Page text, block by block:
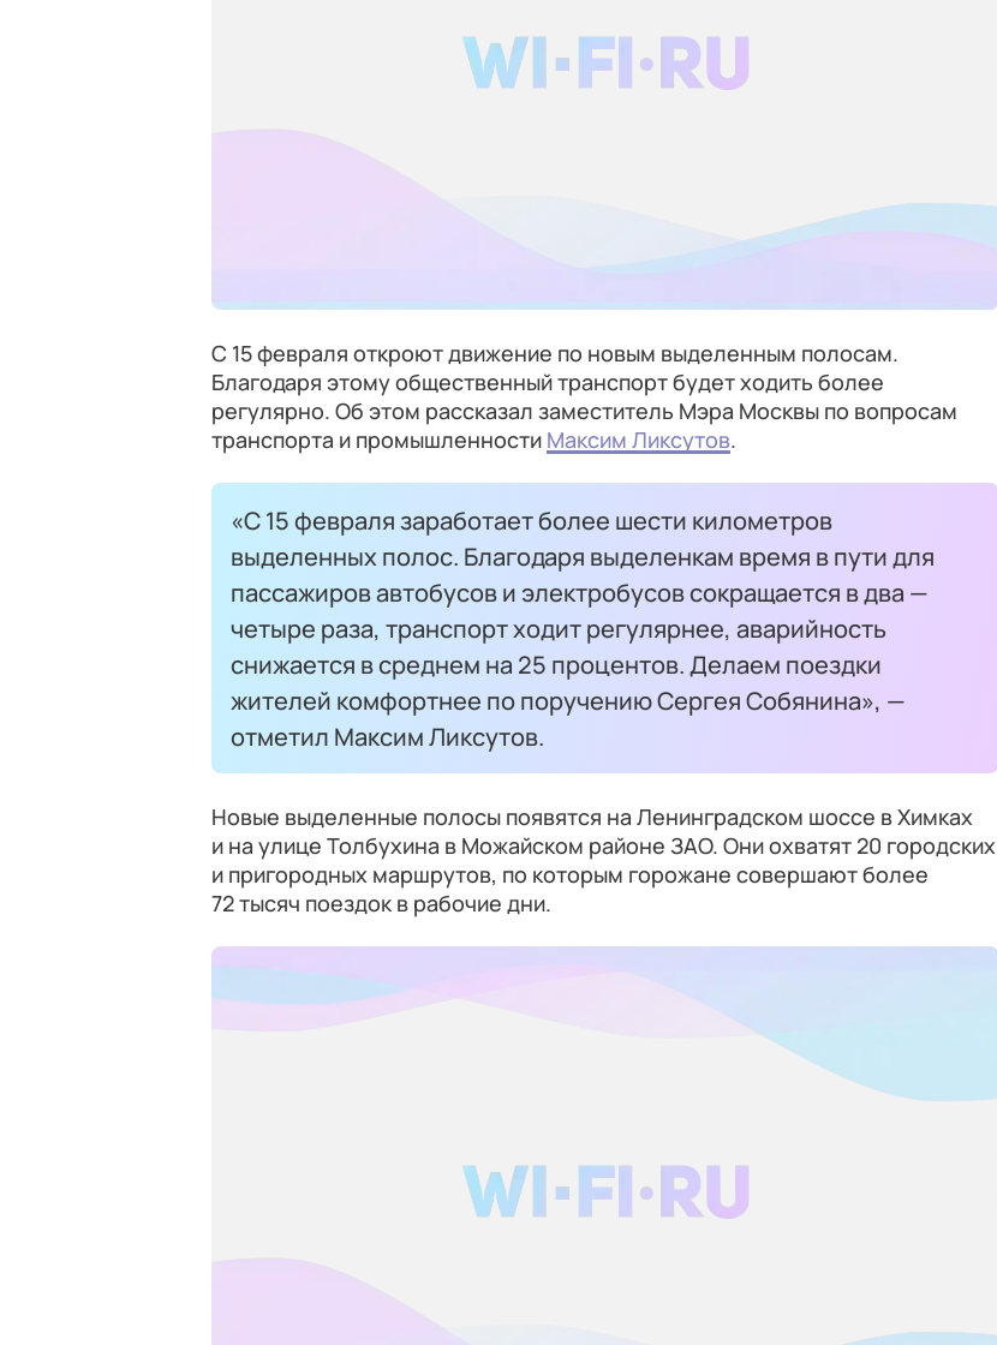
С 15 февраля откроют движение по новым выделенным полосам.
Благодаря этому общественный транспорт будет ходить более
регулярно. Об этом рассказал заместитель Мэра Москвы по вопросам
транспорта и промышленности Максим Ликсутов.
«С 15 февраля заработает более шести километров
выделенных полос. Благодаря выделенкам время в пути для
пассажиров автобусов и электробусов сокращается в два —
четыре раза, транспорт ходит регулярнее, аварийность
снижается в среднем на 25 процентов. Делаем поездки
жителей комфортнее по поручению Сергея Собянина», —
отметил Максим Ликсутов.
Новые выделенные полосы появятся на Ленинградском шоссе в Химках
и на улице Толбухина в Можайском районе ЗАО. Они охватят 20 городских
и пригородных маршрутов, по которым горожане совершают более
72 тысяч поездок в рабочие дни.